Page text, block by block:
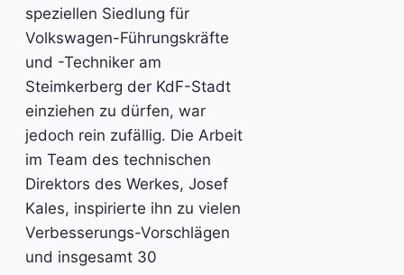
speziellen Siedlung für
Volkswagen-Führungskräfte
und -Techniker am
Steimkerberg der KdF-Stadt
einziehen zu dürfen, war
jedoch rein zufällig. Die Arbeit
im Team des technischen
Direktors des Werkes, Josef
Kales, inspirierte ihn zu vielen
Verbesserungs-Vorschlägen
und insgesamt 30